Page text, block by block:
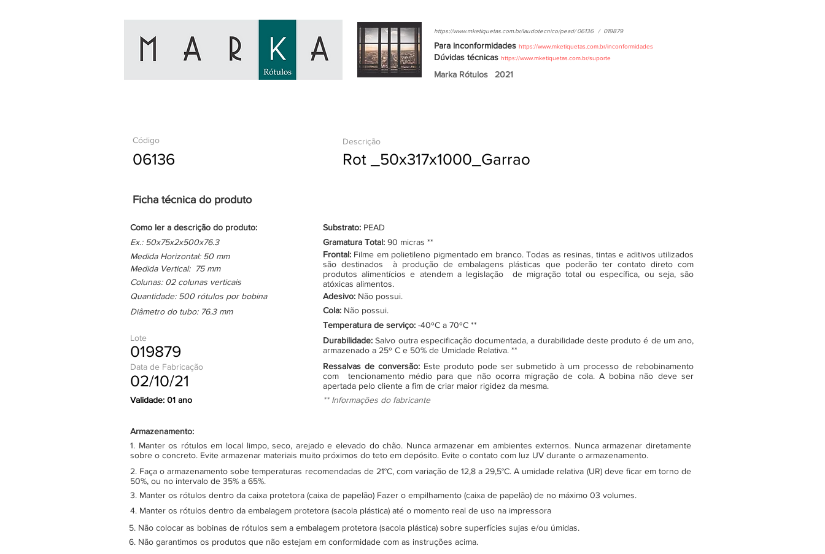
https://www.mketiquetas.com.br/laudotecnico/pead/ 06136 / 019879
Para inconformidades https://www.mketiquetas.com.br/inconformidades
Dúvidas técnicas https://www.mketiquetas.com.br/suporte
Marka Rótulos 2021
Código
06136
Descrição
Rot _50x317x1000_Garrao
Ficha técnica do produto
Como ler a descrição do produto: Substrato: PEAD
Ex.: 50x75x2x500x76.3
Medida Horizontal: 50 mm
Medida Vertical: 75 mm
Colunas: 02 colunas verticais
Quantidade: 500 rótulos por bobina
Gramatura Total: 90 micras **
Frontal: Filme em polietileno pigmentado em branco. Todas as resinas, tintas e aditivos utilizados
são destinados à produção de embalagens plásticas que poderão ter contato direto com
produtos alimentícios e atendem a legislação de migração total ou específica, ou seja, são
atóxicas alimentos.
Adesivo: Não possui.
Diâmetro do tubo: 76.3 mm
Cola: Não possui.
Temperatura de serviço: -40ºC a 70ºC **
Lote
019879
Data de Fabricação
02/10/21
Durabilidade:Salvo outra especificação documentada, a durabilidade deste produto é de um ano,
armazenado a 25º C e 50% de Umidade Relativa. **
Ressalvas de conversão: Este produto pode ser submetido à um processo de rebobinamento
com tencionamento médio para que não ocorra migração de cola. A bobina não deve ser
apertada pelo cliente a fim de criar maior rigidez da mesma.
Validade: 01 ano
** Informações do fabricante
Armazenamento:
1. Manter os rótulos em local limpo, seco, arejado e elevado do chão. Nunca armazenar em ambientes externos. Nunca armazenar diretamente
sobre o concreto. Evite armazenar materiais muito próximos do teto em depósito. Evite o contato com luz UV durante o armazenamento.
2. Faça o armazenamento sobe temperaturas recomendadas de 21°C, com variação de 12,8 a 29,5°C. A umidade relativa (UR) deve ficar em torno de
50%, ou no intervalo de 35% a 65%.
3. Manter os rótulos dentro da caixa protetora (caixa de papelão) Fazer o empilhamento (caixa de papelão) de no máximo 03 volumes.
4. Manter os rótulos dentro da embalagem protetora (sacola plástica) até o momento real de uso na impressora
5. Não colocar as bobinas de rótulos sem a embalagem protetora (sacola plástica) sobre superfícies sujas e/ou úmidas.
6. Não garantimos os produtos que não estejam em conformidade com as instruções acima.